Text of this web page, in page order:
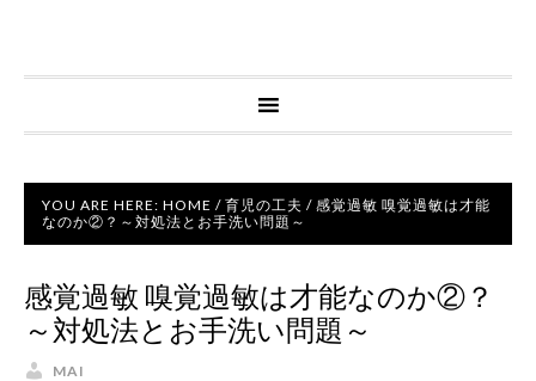
YOU ARE HERE: HOME / 育児の工夫 / 感覚過敏 嗅覚過敏は才能
なのか②？～対処法とお手洗い問題～
感覚過敏 嗅覚過敏は才能なのか②？
～対処法とお手洗い問題～
MAI